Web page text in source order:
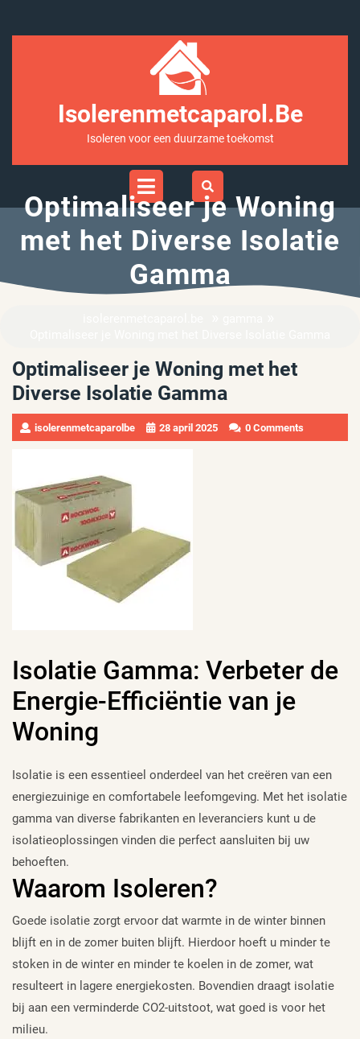
Isolerenmetcaparol.be
Isoleren voor een duurzame toekomst
Open
Optimaliseer je Woning
met het Diverse Isolatie
Gamma
Optimaliseer je Woning met het
Diverse Isolatie Gamma
isolerenmetcaparolbe 28 april 2025 0 Comments
Isolatie Gamma: Verbeter de
Energie-Efficiëntie van je
Woning
Isolatie is een essentieel onderdeel van het creëren van een
energiezuinige en comfortabele leefomgeving. Met het isolatie
gamma van diverse fabrikanten en leveranciers kunt u de
isolatieoplossingen vinden die perfect aansluiten bij uw
behoeften.
Waarom Isoleren?
Goede isolatie zorgt ervoor dat warmte in de winter binnen
blijft en in de zomer buiten blijft. Hierdoor hoeft u minder te
stoken in de winter en minder te koelen in de zomer, wat
resulteert in lagere energiekosten. Bovendien draagt isolatie
bij aan een verminderde CO2-uitstoot, wat goed is voor het
milieu.